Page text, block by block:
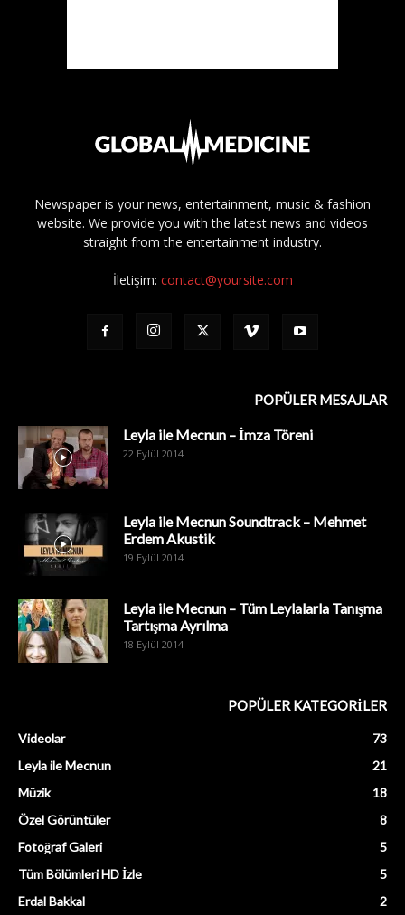
Newspaper is your news, entertainment, music & fashion
website. We provide you with the latest news and videos
straight from the entertainment industry.
İletişim: contact@yoursite.com
POPÜLER MESAJLAR
Leyla ile Mecnun – İmza Töreni
22 Eylül 2014
Leyla ile Mecnun Soundtrack – Mehmet
Erdem Akustik
19 Eylül 2014
Leyla ile Mecnun – Tüm Leylalarla Tanışma
Tartışma Ayrılma
18 Eylül 2014
POPÜLER KATEGORİLER
Videolar
73
Leyla ile Mecnun
21
Müzik
18
Özel Görüntüler
8
Fotoğraf Galeri
5
Tüm Bölümleri HD İzle
5
Erdal Bakkal
2